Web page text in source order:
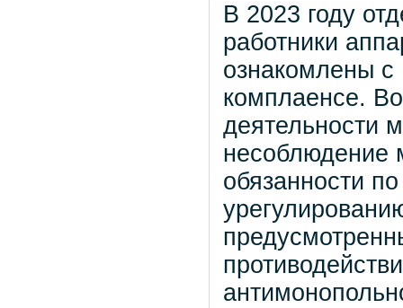
В 2023 году
работники
ознакомлены
комплаенсе.
деятельности
обязанности